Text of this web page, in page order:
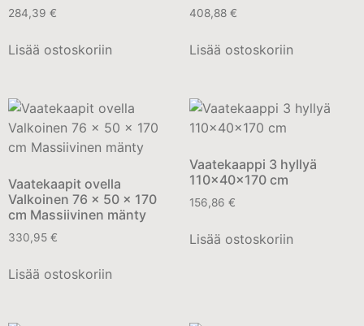
284,39 €
Lisää ostoskoriin
408,88 €
Lisää ostoskoriin
Vaatekaapit ovella
Valkoinen 76 x 50 x 170
cm Massiivinen mänty
330,95 €
Lisää ostoskoriin
Vaatekaappi 3 hyllyä
110x40x170 cm
156,86 €
Lisää ostoskoriin